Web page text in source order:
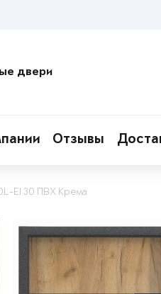
двери
Отзывы
EI 30 ПВХ Крема